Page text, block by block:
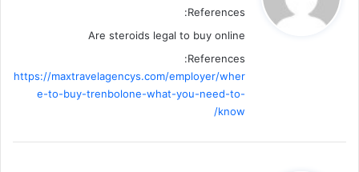
ل
References:
Are steroids legal to buy online
References:
https://maxtravelagencys.com/employer/wher
e-to-buy-trenbolone-what-you-need-to-
know/